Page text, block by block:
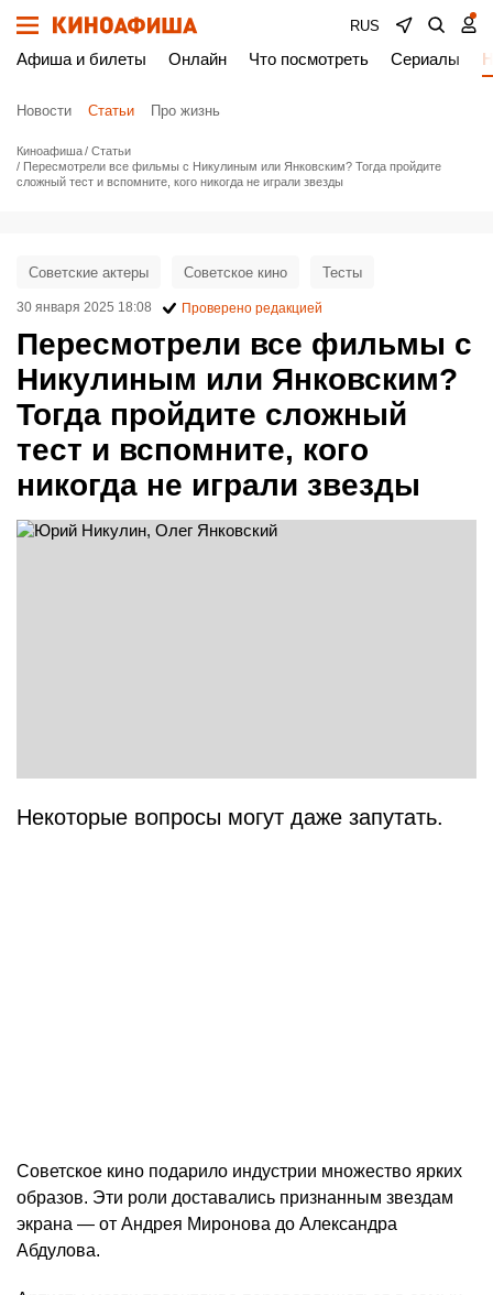
RUS
Афиша и билеты Онлайн Что посмотреть Сериалы
Новости Статьи Про жизнь
Киноафиша
Статьи
Пересмотрели все фильмы с Никулиным или Янковским? Тогда пройдите
сложный тест и вспомните, кого никогда не играли звезды
Пересмотрели все фильмы с
Никулиным или Янковским?
Тогда пройдите сложный
тест и вспомните, кого
никогда не играли звезды
Советские актеры Советское кино Тесты
30 января 2025 18:08 Проверено редакцией
Некоторые вопросы могут даже запутать.
Советское кино подарило индустрии множество ярких
образов. Эти роли доставались признанным звездам
экрана — от Андрея Миронова до Александра
Абдулова.